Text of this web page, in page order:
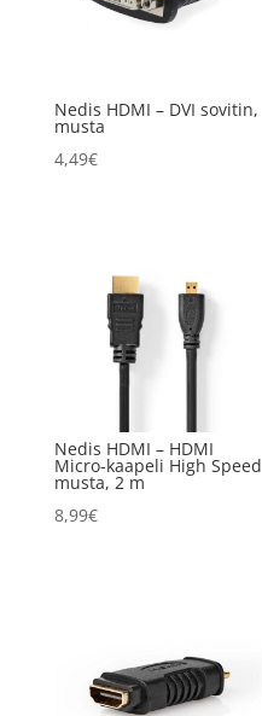
Nedis HDMI – DVI sovitin,
musta
4,49€
Nedis HDMI – HDMI
Micro-kaapeli High Speed
musta, 2 m
8,99€